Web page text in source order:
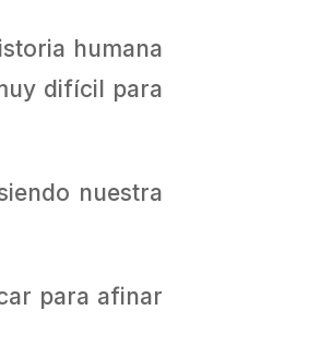
humana
difícil para
nuestra
para afinar